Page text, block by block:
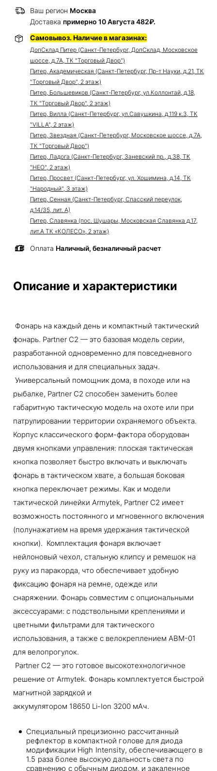
Ваш регион Москва
Доставка примерно 10 Августа 482₽.
Самовывоз. Наличие в магазинах:
ДопСклад Питер (Санкт-Петербург, ДопСклад, Московское
шоссе, д.7А, ТК "Торговый Двор")
Питер, Академическая (Санкт-Петербург, Пр-т Науки, д.21, ТК
"Торговый Двор", 2 этаж)
Питер, Большевиков (Санкт-Петербург, ул.Коллонтай, д.18,
ТК "Торговый Двор", 2 этаж)
Питер, Вилла (Санкт-Петербург, ул.Савушкина, д.119 к.3, ТК
"VILLA", 2 этаж)
Питер, Звездная (Санкт-Петербург, Московское шоссе, д.7А,
ТК "Торговый Двор")
Питер, Ладога (Санкт-Петербург, Заневский пр., д.38, ТК
"НЕО", 2 этаж)
Питер, Просвет (Санкт-Петербург, ул. Хошимина, д.14, ТК
"Народный", 3 этаж)
Питер, Сенная (Санкт-Петербург, Спасский переулок,
д.14/35, лит. А)
Питер, Славянка (пос. Шушары, Московская Славянка д.17,
лит.А ТК «КОЛЕСО», 2 этаж)
Оплата Наличный, безналичный расчет
Описание и характеристики
Фонарь на каждый день и компактный тактический
фонарь. Partner C2 — это базовая модель серии,
разработанной одновременно для повседневного
использования и для специальных задач.
Универсальный помощник дома, в походе или на
рыбалке, Partner C2 способен заменить более
габаритную тактическую модель на охоте или при
патрулировании территории охраняемого объекта.
Корпус классического форм-фактора оборудован
двумя кнопками управления: плоская тактическая
кнопка позволяет быстро включать и выключать
фонарь в тактическом хвате, а большая боковая
кнопка переключает режимы. Как и модели
тактической линейки Armytek, Partner C2 имеет
возможность постоянного и мгновенного включения
(полунажатием на время удержания тактической
кнопки). Комплектация фонаря включает
нейлоновый чехол, стальную клипсу и ремешок на
руку из паракорда, что обеспечивает удобную
фиксацию фонаря на ремне, одежде или
снаряжении. Фонарь совместим с опциональными
аксессуарами: с подствольными креплениями и
цветными фильтрами для тактического
использования, а также с велокреплением ABM-01
для велопрогулок.
Partner C2 — это готовое высокотехнологичное
решение от Armytek. Фонарь комплектуется быстрой
магнитной зарядкой и
аккумулятором 18650 Li-Ion 3200 мАч.
Специальный прецизионно рассчитанный
рефлектор в компактной голове для диода
модификации High Intensity, обеспечивающего в
1.5 раза более высокую дальность света по
сравнению с обычным диодом, и закаленное